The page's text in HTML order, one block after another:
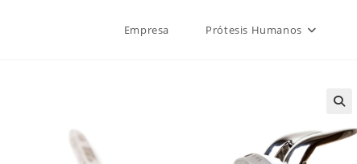
Empresa Prótesis Humanos